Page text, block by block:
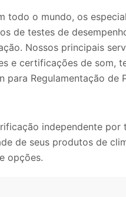
todo o mundo, os
de testes de
Nossos principais
e certificações de som,
para Regulamentação de
independente
de seus produtos de
opções.